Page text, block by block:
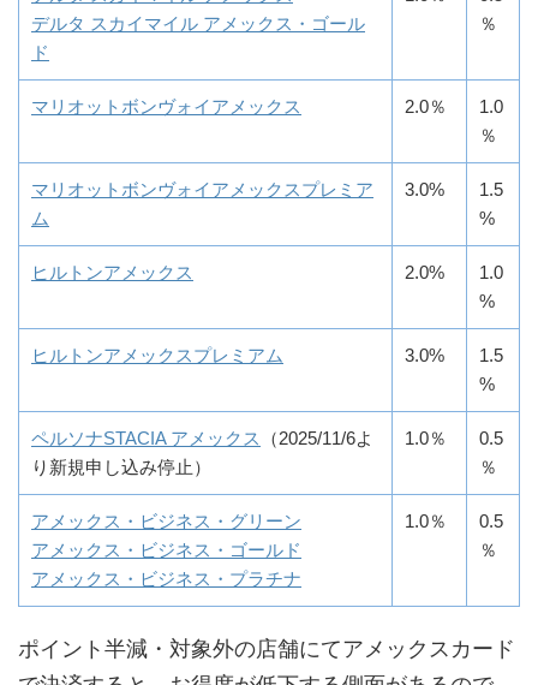
デルタ スカイマイル アメックス・ゴール
ド
％
マリオットボンヴォイアメックス 2.0％
1.0
％
マリオットボンヴォイアメックスプレミア
ム
3.0%
1.5
%
ヒルトンアメックス 2.0%
1.0
%
ヒルトンアメックスプレミアム 3.0%
1.5
%
ペルソナSTACIA アメックス
（2025/11/6よ
り新規申し込み停止）
1.0％
0.5
％
アメックス・ビジネス・グリーン
アメックス・ビジネス・ゴールド
アメックス・ビジネス・プラチナ
1.0％
0.5
％
ポイント半減・対象外の店舗にてアメックスカード